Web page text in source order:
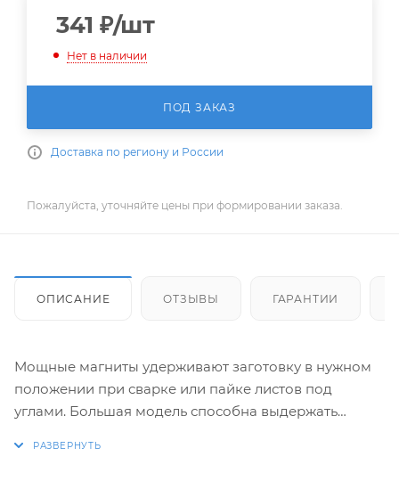
341 ₽/шт
Нет в наличии
ПОД ЗАКАЗ
Доставка по региону и России
Пожалуйста, уточняйте цены при формировании заказа.
ОПИСАНИЕ ОТЗЫВЫ ГАРАНТИИ
Мощные магниты удерживают заготовку в нужном
положении при сварке или пайке листов под
углами. Большая модель способна выдержать